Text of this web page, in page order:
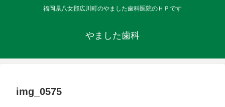
福岡県八女郡広川町のやました歯科医院のＨＰです
やました歯科
img_0575